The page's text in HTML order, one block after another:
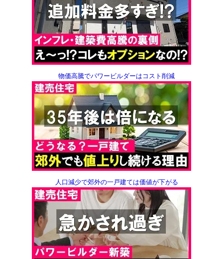
物価高騰でパワービルダーはコスト削減
人口減少で郊外の一戸建ては価値が下がる